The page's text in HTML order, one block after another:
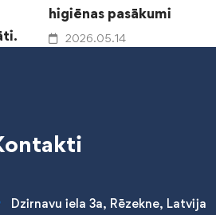
higiēnas pasākumi
2026.05.14
Dzirnavu iela 3a, Rēzekne, Latvija